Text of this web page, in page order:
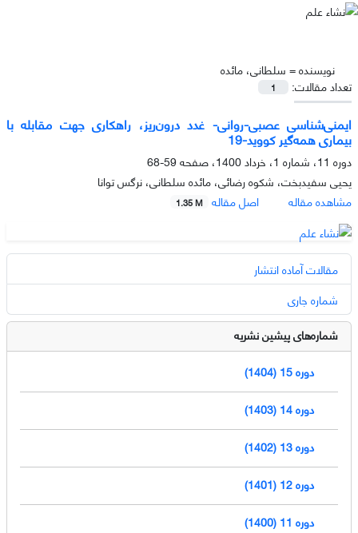
نویسنده = سلطانی، مائده
تعداد مقالات:
1
ایمنی‌شناسی عصبی-روانی- غدد درون‌ریز، راهکاری جهت مقابله با
بیماری همه‌گیر کووید-19
دوره 11، شماره 1، خرداد 1400، صفحه
59-68
یحیی سفیدبخت، شکوه رضائی، مائده سلطانی، نرگس توانا
مشاهده مقاله
اصل مقاله 1.35 M
مقالات آماده انتشار
شماره جاری
شماره‌های پیشین نشریه
دوره 15 (1404)
دوره 14 (1403)
دوره 13 (1402)
دوره 12 (1401)
دوره 11 (1400)